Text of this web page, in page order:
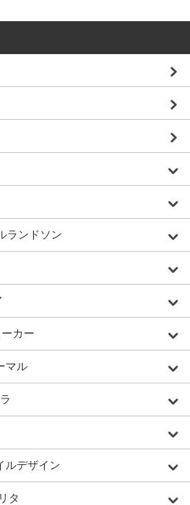
ランドソン
カー
マル
ルデザイン
タ